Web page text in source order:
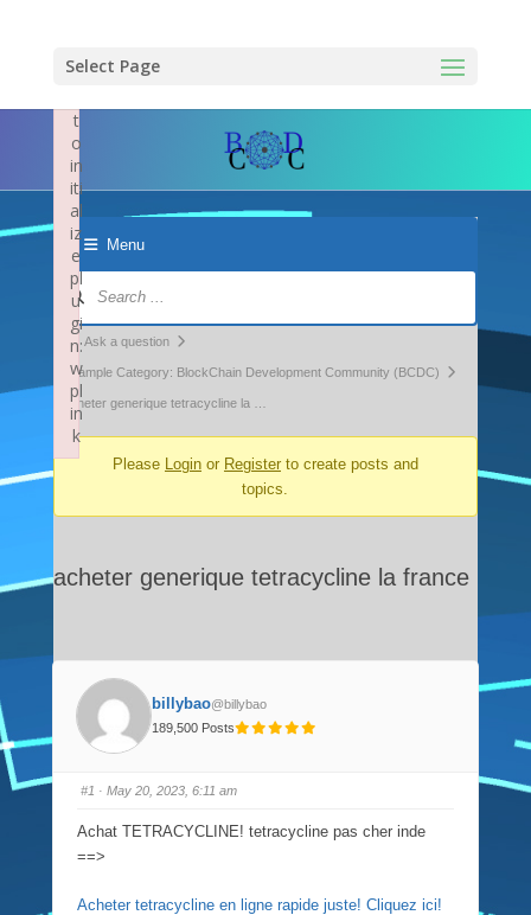
Select Page
Menu
Forum
Navigation
Forum
breadcrumbs
You
are
Ask a question
Example Category: BlockChain Development Community (BCDC)
acheter generique tetracycline la …
Please Loginor Registerto create posts and
topics.
acheter generique tetracycline la france
billybao@billybao
189,500 Posts
#1 · May 20, 2023, 6:11 am
Achat TETRACYCLINE! tetracycline pas cher inde
==>
Acheter tetracycline en ligne rapide juste! Cliquez ici!
le
t
o
in
iti
al
iz
e
pl
u
gi
n:
w
pl
in
k
Failed to initialize plugin: wplink